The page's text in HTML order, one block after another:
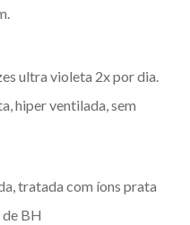
ultra violeta 2x por dia.
hiper ventilada, sem
tratada com íons prata
BH